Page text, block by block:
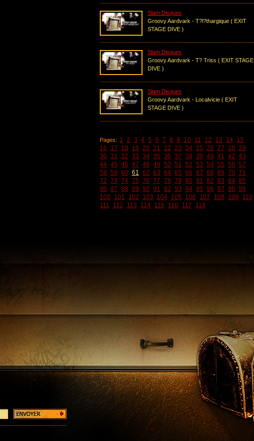
Slam Disques
Groovy Aardvark - T?l?thargique ( EXIT
STAGE DIVE )
Slam Disques
Groovy Aardvark - T? Triss ( EXIT STAGE
DIVE )
Slam Disques
Groovy Aardvark - Localvicie ( EXIT
STAGE DIVE )
Pages: 1 2 3 4 5 6 7 8 9 10 11 12 13 14 15
16
17 18 19 20 21 22 23 24 25 26 27 28 29
30 31 32 33 34 35 36 37 38 39 40 41 42 43
44 45 46 47 48 49 50 51 52 53 54 55 56 57
58 59 60 61 62 63 64 65 66 67 68 69 70 71
72 73 74 75 76 77 78 79 80 81 82 83 84 85
86 87 88 89 90 91 92 93 94 95 96 97 98 99
100 101 102 103 104 105 106 107 108 109
110
111
112 113 114 115 116 117 118